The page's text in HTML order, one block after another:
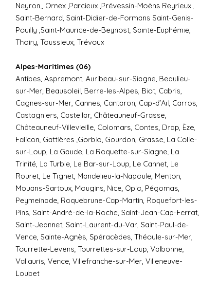
Neyron,, Ornex ,Parcieux ,Prévessin-Moëns Reyrieux ,
Saint-Bernard, Saint-Didier-de-Formans Saint-Genis-
Pouilly ,Saint-Maurice-de-Beynost, Sainte-Euphémie,
Thoiry, Toussieux, Trévoux
Alpes-Maritimes (06)
Antibes, Aspremont, Auribeau-sur-Siagne, Beaulieu-
sur-Mer, Beausoleil, Berre-les-Alpes, Biot, Cabris,
Cagnes-sur-Mer, Cannes, Cantaron, Cap-d’Ail, Carros,
Castagniers, Castellar, Châteauneuf-Grasse,
Châteauneuf-Villevieille, Colomars, Contes, Drap, Èze,
Falicon, Gattières ,Gorbio, Gourdon, Grasse, La Colle-
sur-Loup, La Gaude, La Roquette-sur-Siagne, La
Trinité, La Turbie, Le Bar-sur-Loup, Le Cannet, Le
Rouret, Le Tignet, Mandelieu-la-Napoule, Menton,
Mouans-Sartoux, Mougins, Nice, Opio, Pégomas,
Peymeinade, Roquebrune-Cap-Martin, Roquefort-les-
Pins, Saint-André-de-la-Roche, Saint-Jean-Cap-Ferrat,
Saint-Jeannet, Saint-Laurent-du-Var, Saint-Paul-de-
Vence, Sainte-Agnès, Spéracèdes, Théoule-sur-Mer,
Tourrette-Levens, Tourrettes-sur-Loup, Valbonne,
Vallauris, Vence, Villefranche-sur-Mer, Villeneuve-
Loubet